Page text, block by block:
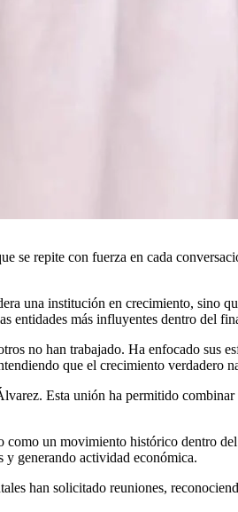
repite con fuerza en cada
una institución en crecimiento, sino
más influyentes dentro del
no han trabajado. Ha enfocado sus
que el crecimiento verdadero
Esta unión ha permitido
un movimiento histórico dentro
y generando actividad económica.
han solicitado reuniones,